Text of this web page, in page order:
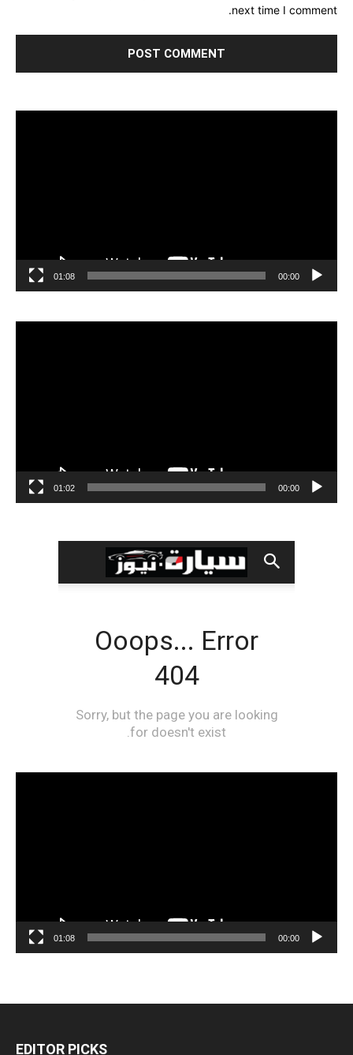
next time I comment.
00:00
01:08
00:00
01:02
00:00
01:08
EDITOR PICKS